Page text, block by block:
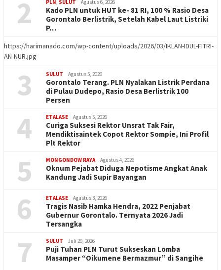
2 PLN, SULUT Agustus 6, 2026
Kado PLN untuk HUT ke- 81 RI, 100 % Rasio Desa
Gorontalo Berlistrik, Setelah Kabel Laut Listriki
P…
https://harimanado.com/wp-content/uploads/2026/03/IKLAN-IDUL-FITRI-
AN-NUR.jpg
3 SULUT Agustus 5, 2026
Gorontalo Terang. PLN Nyalakan Listrik Perdana
di Pulau Dudepo, Rasio Desa Berlistrik 100
Persen
4 ETALASE Agustus 5, 2026
Curiga Suksesi Rektor Unsrat Tak Fair,
Mendiktisaintek Copot Rektor Sompie, Ini Profil
Plt Rektor
5 MONGONDOW RAYA Agustus 4, 2026
Oknum Pejabat Diduga Nepotisme Angkat Anak
Kandung Jadi Supir Bayangan
6 ETALASE Agustus 3, 2026
Tragis Nasib Hamka Hendra, 2022 Penjabat
Gubernur Gorontalo. Ternyata 2026 Jadi
Tersangka
7 SULUT Juli 29, 2026
Puji Tuhan PLN Turut Sukseskan Lomba
Masamper “Oikumene Bermazmur” di Sangihe